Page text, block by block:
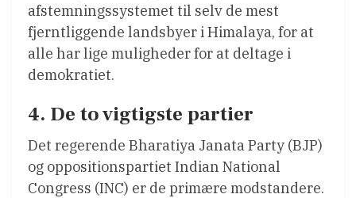
afstemningssystemet til selv de mest
fjerntliggende landsbyer i Himalaya, for at
alle har lige muligheder for at deltage i
demokratiet.
4. De to vigtigste partier
Det regerende Bharatiya Janata Party (BJP)
og oppositionspartiet Indian National
Congress (INC) er de primære modstandere.